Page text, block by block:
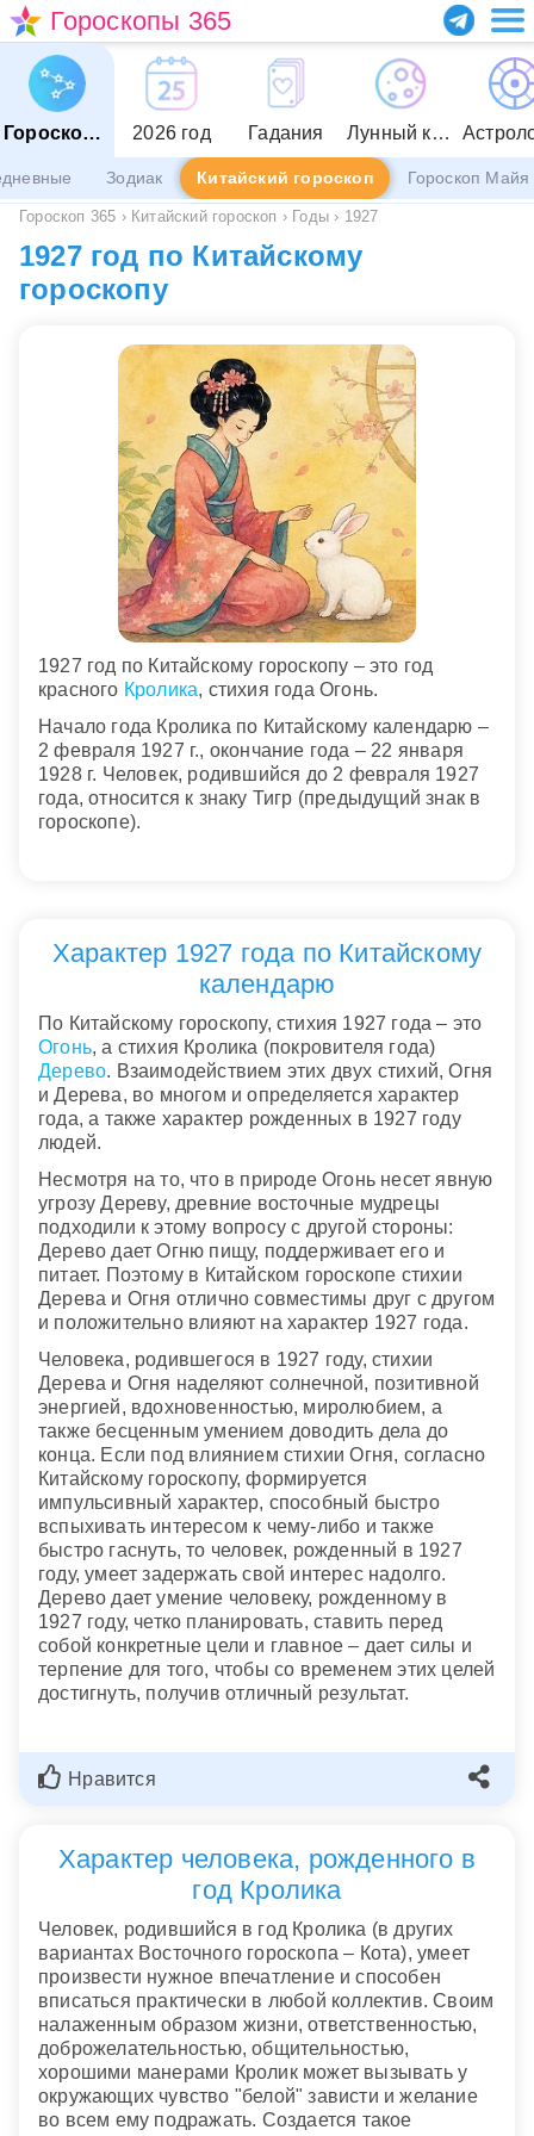
Гороскопы 365
Гороскопы 2026 год Гадания Лунный календарь
Зодиак Китайский гороскоп Гороскоп Майя
Гороскоп 365 › Китайский гороскоп › Годы › 1927
1927 год по Китайскому
гороскопу
1927 год по Китайскому гороскопу – это год
красного Кролика, стихия года Огонь.
Начало года Кролика по Китайскому календарю –
2 февраля 1927 г., окончание года – 22 января
1928 г. Человек, родившийся до 2 февраля 1927
года, относится к знаку Тигр (предыдущий знак в
гороскопе).
Характер 1927 года по Китайскому
календарю
По Китайскому гороскопу, стихия 1927 года – это
Огонь, а стихия Кролика (покровителя года)
Дерево. Взаимодействием этих двух стихий, Огня
и Дерева, во многом и определяется характер
года, а также характер рожденных в 1927 году
людей.
Несмотря на то, что в природе Огонь несет явную
угрозу Дереву, древние восточные мудрецы
подходили к этому вопросу с другой стороны:
Дерево дает Огню пищу, поддерживает его и
питает. Поэтому в Китайском гороскопе стихии
Дерева и Огня отлично совместимы друг с другом
и положительно влияют на характер 1927 года.
Человека, родившегося в 1927 году, стихии
Дерева и Огня наделяют солнечной, позитивной
энергией, вдохновенностью, миролюбием, а
также бесценным умением доводить дела до
конца. Если под влиянием стихии Огня, согласно
Китайскому гороскопу, формируется
импульсивный характер, способный быстро
вспыхивать интересом к чему-либо и также
быстро гаснуть, то человек, рожденный в 1927
году, умеет задержать свой интерес надолго.
Дерево дает умение человеку, рожденному в
1927 году, четко планировать, ставить перед
собой конкретные цели и главное – дает силы и
терпение для того, чтобы со временем этих целей
достигнуть, получив отличный результат.
Нравится
Характер человека, рожденного в
год Кролика
Человек, родившийся в год Кролика (в других
вариантах Восточного гороскопа – Кота), умеет
произвести нужное впечатление и способен
вписаться практически в любой коллектив. Своим
налаженным образом жизни, ответственностью,
доброжелательностью, общительностью,
хорошими манерами Кролик может вызывать у
окружающих чувство "белой" зависти и желание
во всем ему подражать. Создается такое